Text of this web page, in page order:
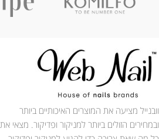
וובנייל מציעה את המוצרים האיכותיים ביותר
ובמחירים הזולים ביותר למניקור ופדיקור. מצאי את